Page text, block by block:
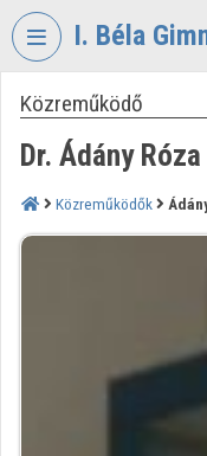
Fejléc kihagyása
I. Béla
VIDEOTORIUM
I.
BÉLA
Intézményi felfedezés
Közreműködő
Dr. Ádány Róza
Közreműködők